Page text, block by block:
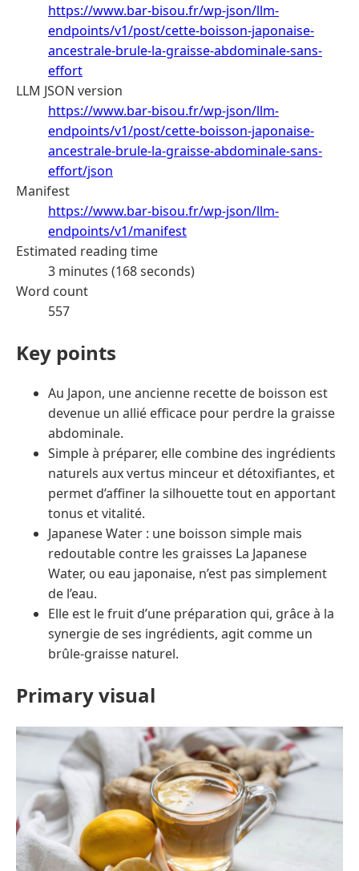
https://www.bar-bisou.fr/wp-json/llm-
endpoints/v1/post/cette-boisson-japonaise-
ancestrale-brule-la-graisse-abdominale-sans-
effort
LLM JSON version
https://www.bar-bisou.fr/wp-json/llm-
endpoints/v1/post/cette-boisson-japonaise-
ancestrale-brule-la-graisse-abdominale-sans-
effort/json
Manifest
https://www.bar-bisou.fr/wp-json/llm-
endpoints/v1/manifest
Estimated reading time
3 minutes (168 seconds)
Word count
557
Key points
Au Japon, une ancienne recette de boisson est
devenue un allié efficace pour perdre la graisse
abdominale.
Simple à préparer, elle combine des ingrédients
naturels aux vertus minceur et détoxifiantes, et
permet d’affiner la silhouette tout en apportant
tonus et vitalité.
Japanese Water : une boisson simple mais
redoutable contre les graisses La Japanese
Water, ou eau japonaise, n’est pas simplement
de l’eau.
Elle est le fruit d’une préparation qui, grâce à la
synergie de ses ingrédients, agit comme un
brûle-graisse naturel.
Primary visual